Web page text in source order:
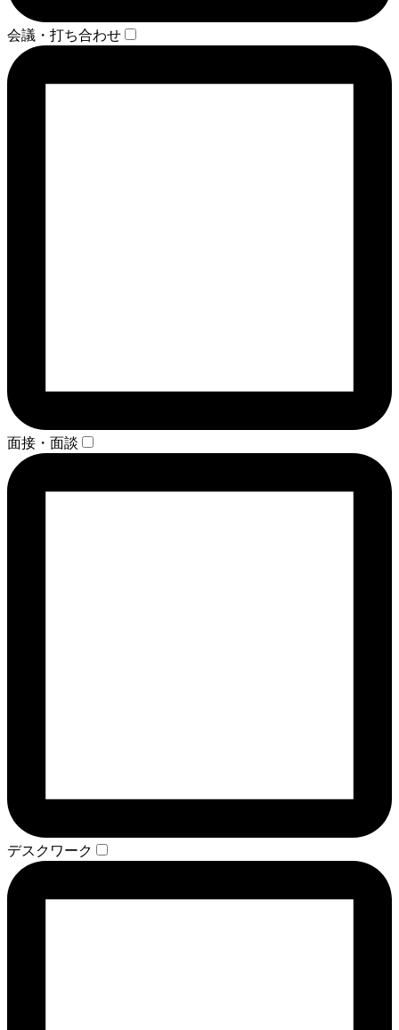
会議・打ち合わせ
面接・面談
デスクワーク